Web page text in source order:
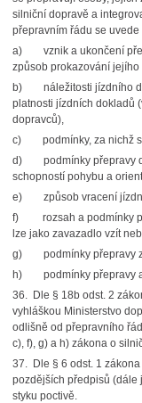
silniční dopravě a
přepravním řádu se
a)
vznik a ukončení
způsob prokazování jejího
b)
náležitosti jízdního
platnosti jízdních dokladů
dopravců),
c)
podmínky, za nichž
d)
podmínky přepravy
schopností pohybu a
e)
způsob vracení
f)
rozsah a podmínky
lze jako zavazadlo vzít
g)
podmínky přepravy
h)
podmínky přepravy
36. Dle § 18b odst. 2
vyhláškou Ministerstvo
odlišně od přepravního
c), f), g) a h) zákona o
37. Dle § 6 odst. 1
pozdějších předpisů (dále
styku poctivě.